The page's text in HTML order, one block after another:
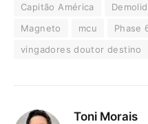
Capitão América
Magneto
mcu Phase
vingadores doutor destino
Toni Morais